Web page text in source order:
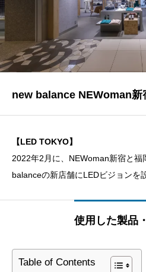
new balance NEWoman新
【LED TOKYO】
2022年2月に、NEWoman新宿と福
balanceの新店舗にLEDビジョンを
使用した製品
Table of Contents